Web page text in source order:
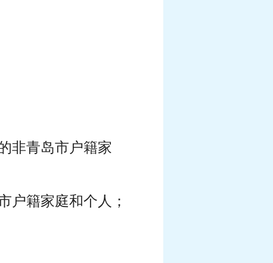
非青岛市户籍家
户籍家庭和个人；